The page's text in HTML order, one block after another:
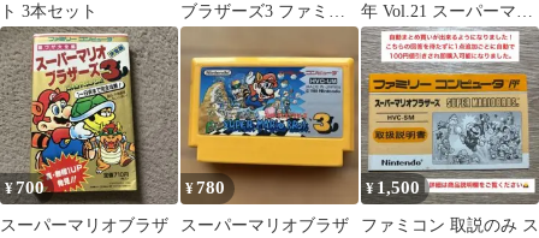
ト 3本セット
ブラザーズ3 ファミコ
ンソフト
年 Vol.21 スーパーマリ
オブラザーズ3
¥700
スーパーマリオブラザ
¥780
スーパーマリオブラザ
¥ 1,500
ファミコン 取説のみ ス